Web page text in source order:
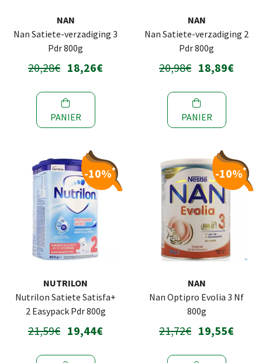
NAN
Nan Satiete-verzadiging 3
Pdr 800g
20,28€ 18,26€
PANIER
NAN
Nan Satiete-verzadiging 2
Pdr 800g
20,98€ 18,89€
PANIER
-10%*
NUTRILON
Nutrilon Satiete Satisfa+
2 Easypack Pdr 800g
21,59€ 19,44€
-10%*
NAN
Nan Optipro Evolia 3 Nf
800g
21,72€ 19,55€